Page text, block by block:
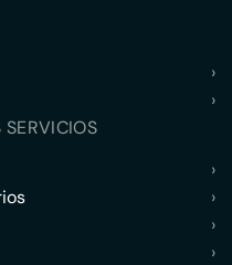
›
›
SERVICIOS
›
›
›
›